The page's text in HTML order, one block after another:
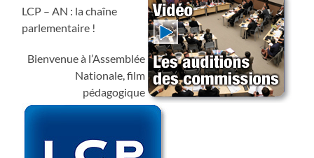
LCP – AN : la chaîne
parlementaire !
Bienvenue à l’Assemblée
Nationale, film
pédagogique